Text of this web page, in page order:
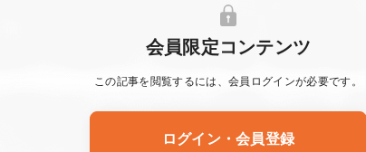
会員限定コンテンツ
この記事を閲覧するには、 会員ログインが必要です。
ログイン・会員登録